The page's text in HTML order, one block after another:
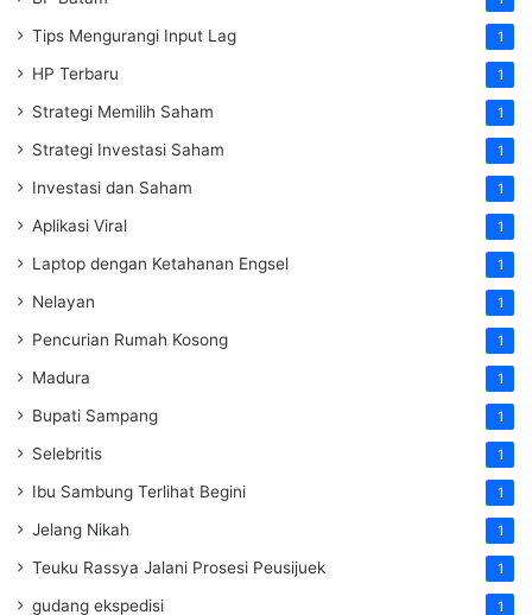
Tips Mengurangi Input Lag 1
HP Terbaru 1
Strategi Memilih Saham 1
Strategi Investasi Saham 1
Investasi dan Saham 1
Aplikasi Viral 1
Laptop dengan Ketahanan Engsel 1
Nelayan 1
Pencurian Rumah Kosong 1
Madura 1
Bupati Sampang 1
Selebritis 1
Ibu Sambung Terlihat Begini 1
Jelang Nikah 1
Teuku Rassya Jalani Prosesi Peusijuek 1
gudang ekspedisi 1